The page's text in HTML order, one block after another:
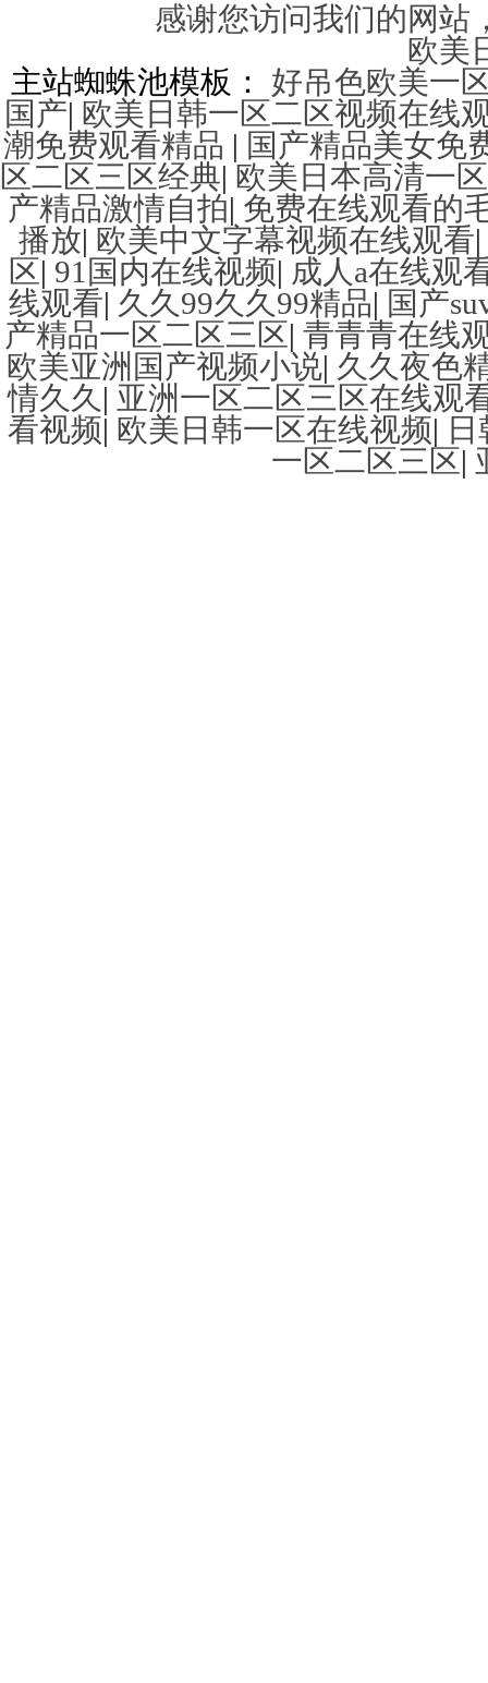
感谢您访问我们的网站
欧美
主站蜘蛛池模板： 好吊色欧美一
国产| 欧美日韩一区二区视频在线
潮免费观看精品 | 国产精品美女免
区二区三区经典| 欧美日本高清一区
产精品激情自拍| 免费在线观看的
播放| 欧美中文字幕视频在线观看|
区| 91国内在线视频| 成人a在线观
线观看| 久久99久久99精品| 国产
产精品一区二区三区| 青青青在线
欧美亚洲国产视频小说| 久久夜色
情久久 | 亚洲一区二区三区在线观
看视频| 欧美日韩一区在线视频|
一区二区三区|